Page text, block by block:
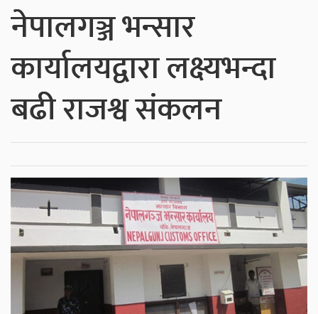
नेपालगञ्ज भन्सार
कार्यालयद्वारा लक्ष्यभन्दा
बढी राजश्व संकलन